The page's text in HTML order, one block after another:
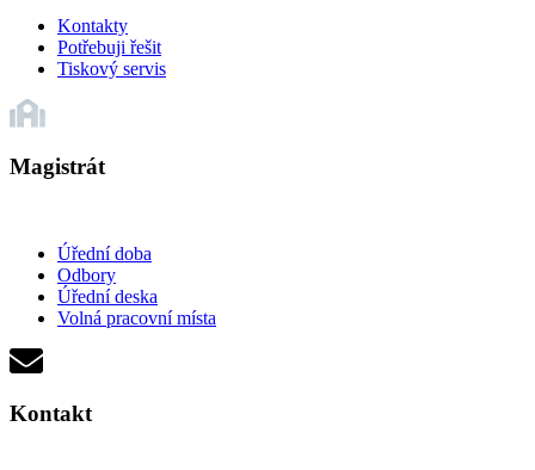
Kontakty
Potřebuji řešit
Tiskový servis
Magistrát
Úřední doba
Odbory
Úřední deska
Volná pracovní místa
Kontakt